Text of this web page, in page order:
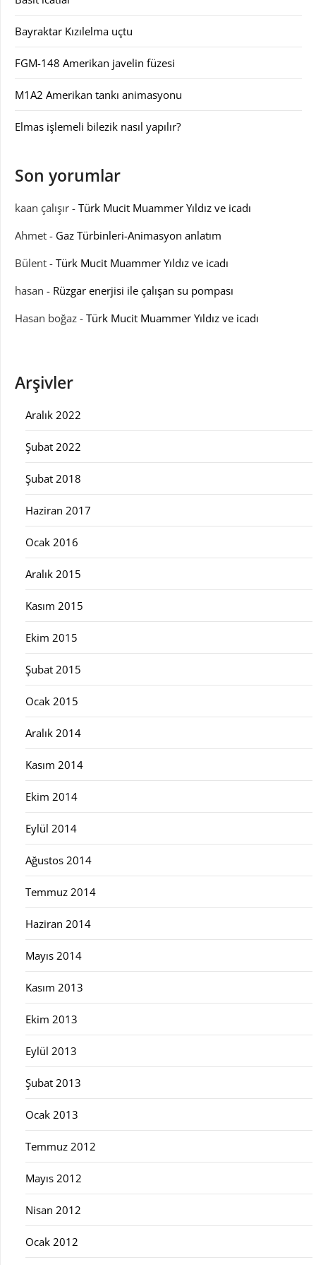
Bayraktar Kızılelma uçtu
FGM-148 Amerikan javelin füzesi
M1A2 Amerikan tankı animasyonu
Elmas işlemeli bilezik nasıl yapılır?
Son yorumlar
kaan çalışır - Türk Mucit Muammer Yıldız ve icadı
Ahmet - Gaz Türbinleri-Animasyon anlatım
Bülent - Türk Mucit Muammer Yıldız ve icadı
hasan - Rüzgar enerjisi ile çalışan su pompası
Hasan boğaz - Türk Mucit Muammer Yıldız ve icadı
Arşivler
Aralık 2022
Şubat 2022
Şubat 2018
Haziran 2017
Ocak 2016
Aralık 2015
Kasım 2015
Ekim 2015
Şubat 2015
Ocak 2015
Aralık 2014
Kasım 2014
Ekim 2014
Eylül 2014
Ağustos 2014
Temmuz 2014
Haziran 2014
Mayıs 2014
Kasım 2013
Ekim 2013
Eylül 2013
Şubat 2013
Ocak 2013
Temmuz 2012
Mayıs 2012
Nisan 2012
Ocak 2012